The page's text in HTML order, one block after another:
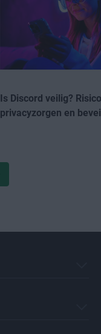
Is Discord veilig?
privacyzorgen en